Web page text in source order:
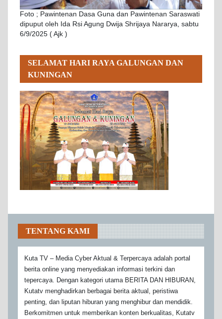
Foto ; Pawintenan Dasa Guna dan Pawintenan Saraswati
dipuput oleh Ida Rsi Agung Dwija Shrijaya Nararya, sabtu
6/9/2025 ( Ajk )
SELAMAT HARI RAYA GALUNGAN DAN
KUNINGAN
TENTANG KAMI
Kuta TV – Media Cyber Aktual & Terpercaya adalah portal
berita online yang menyediakan informasi terkini dan
tepercaya. Dengan kategori utama BERITA DAN HIBURAN,
Kutatv menghadirkan berbagai berita aktual, peristiwa
penting, dan liputan hiburan yang menghibur dan mendidik.
Berkomitmen untuk memberikan konten berkualitas, Kutatv